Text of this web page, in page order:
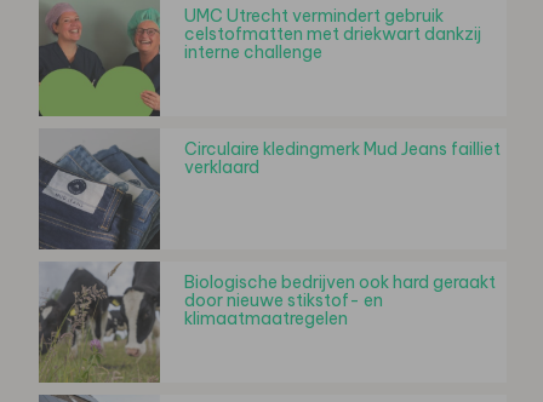
UMC Utrecht vermindert gebruik
celstofmatten met driekwart dankzij
interne challenge
Circulaire kledingmerk Mud Jeans failliet
verklaard
Biologische bedrijven ook hard geraakt
door nieuwe stikstof- en
klimaatmaatregelen